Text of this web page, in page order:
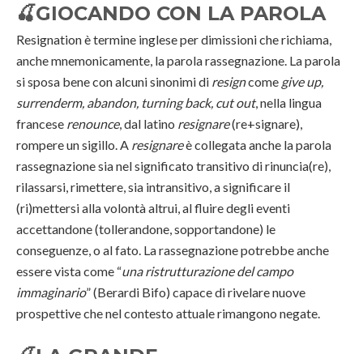
🍒GIOCANDO CON LA PAROLA
Resignation è termine inglese per dimissioni che richiama,
anche mnemonicamente, la parola rassegnazione. La parola
si sposa bene con alcuni sinonimi di resigncome give up,
surrenderm, abandon, turning back, cut out, nella lingua
francese renounce, dal latino resignare(re+signare),
rompere un sigillo. A resignareè collegata anche la parola
rassegnazione sia nel significato transitivo di rinuncia(re),
rilassarsi, rimettere, sia intransitivo, a significare il
(ri)mettersi alla volontà altrui, al fluire degli eventi
accettandone (tollerandone, sopportandone) le
conseguenze, o al fato. La rassegnazione potrebbe anche
essere vista come “una ristrutturazione del campo
immaginario” (Berardi Bifo) capace di rivelare nuove
prospettive che nel contesto attuale rimangono negate.